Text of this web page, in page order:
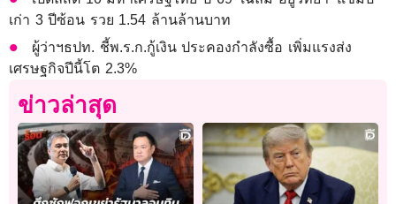
เก่า 3 ปีซ้อน รวย 1.54 ล้านล้านบาท
ผู้ว่าฯธปท. ชี้พ.ร.ก.กู้เงิน ประคองกำลังซื้อ เพิ่มแรงส่ง
เศรษฐกิจปีนี้โต 2.3%
ข่าวล่าสุด